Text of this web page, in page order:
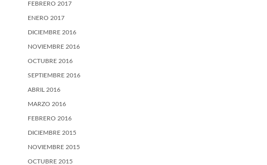
FEBRERO 2017
ENERO 2017
DICIEMBRE 2016
NOVIEMBRE 2016
OCTUBRE 2016
SEPTIEMBRE 2016
ABRIL 2016
MARZO 2016
FEBRERO 2016
DICIEMBRE 2015
NOVIEMBRE 2015
OCTUBRE 2015